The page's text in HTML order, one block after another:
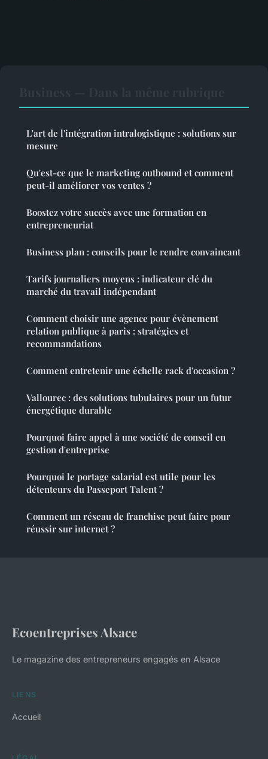
L'art de l'intégration intralogistique : solutions sur
mesure
Qu'est-ce que le marketing outbound et comment
peut-il améliorer vos ventes ?
Boostez votre succès avec une formation en
entrepreneuriat
Business plan : conseils pour le rendre convaincant
Tarifs journaliers moyens : indicateur clé du
marché du travail indépendant
Comment choisir une agence pour évènement
relation publique à paris : stratégies et
recommandations
Comment entretenir une échelle rack d'occasion ?
Vallourec : des solutions tubulaires pour un futur
énergétique durable
Pourquoi faire appel à une société de conseil en
gestion d'entreprise
Pourquoi le portage salarial est utile pour les
détenteurs du Passeport Talent ?
Comment un réseau de franchise peut faire pour
réussir sur internet ?
Ecoentreprises Alsace
Le magazine des entrepreneurs engagés en Alsace
LIENS
Accueil